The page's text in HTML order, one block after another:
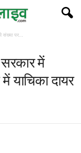
संख्या पर...
में
याचिका दायर